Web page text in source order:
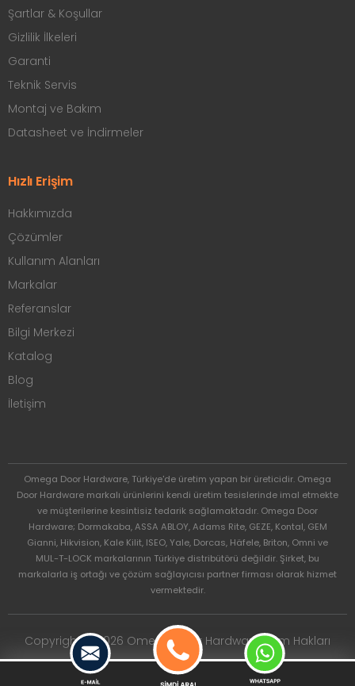
Şartlar & Koşullar
Gizlilik İlkeleri
Garanti
Teknik Servis
Montaj ve Bakım
Datasheet ve İndirmeler
Hızlı Erişim
Hakkımızda
Çözümler
Kullanım Alanları
Markalar
Referanslar
Bilgi Merkezi
Katalog
Blog
İletişim
Omega Door Hardware, Türkiye'de üretim yapan bir üreticidir. Omega
Door Hardware markalı ürünlerini kendi üretim tesislerinde imal etmekte
ve müşterilerine kesintisiz tedarik sağlamaktadır. Omega Door
Hardware; Dormakaba, ASSA ABLOY, Adams Rite, GEZE, Kontal, GEM
Gianni, Hikvision, Kale Kilit, ISEO, Yale, Dorcas, Häfele, Briton, Omni ve
MUL-T-LOCK markalarının Türkiye distribütörü değildir. Şirket, bu
markalarla iş ortağı ve çözüm sağlayıcısı partner firması olarak hizmet
vermektedir.
Copyright © 2026 Omega Door Hardware. Tüm Hakları
Saklıdır.